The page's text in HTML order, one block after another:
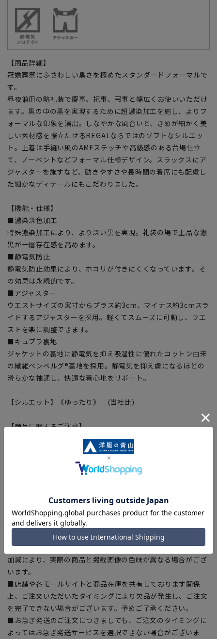
【商品詳細】
冠婚葬祭にふさわしい黒さを極めたスタンダードフォーマルで
す。
昼夜兼用の略礼装で慶事、祝事、弔事と幅広くお使いいただけ
ます。黒の中の黒を実現するために超濃染加工を施し、よりフ
ォーマルな印象を演出。しなやかな風合いと、きめが細かく美
しい素材感を際立たせるREGALならではのソフトなシルエッ
ト。上着は手縫い風のAMFステッチや高級感のある台場仕立
て、ノーベントなどフォーマル仕様デザイン。スラックスにア
ジャスターを施すなど、動きやすさや長時間の着席にも配慮し
た細かなディテールにもこだわりました。
【機能・仕様】
■濃染深色加工
特殊濃染加工により、より深い黒を実現。礼装の場で上品な濃
黒が一層存在感を高めます。
■静電気防止
静電気防止効果により、ホコリが付きにくくなっています。そ
の効果は永続的です。
■アジャスター
ウエストサイズの実寸からプラス約3cm、マイナス約3cmスラ
イドするアジャスターを採用。軽くてスムーズに可動し、ウエ
ストを楽に調整できます。
■キュプラ裏地
ジャケットの裏地に静電気を抑え吸湿性に優れたコットン由来
の繊維ベンベルグ®裏地を採用。静電気を抑え虜になるほどの
滑らかな袖通し、快適な着心地をサポート。
【シルエット】《ゆったり》 (当社比)
【商品に関するご注意】
■商品画像はサンプルのため、色味やサイズ等の仕様に変更が
ある場合がございますので、予めご了承ください。
■ゆとり感には個人差があります。サイズ表を確認の上、ご購
入の目安としてご利用ください。
■生地や仕様・デザインにより、着用感や実際のサイズ表に若
干の誤差が生じる場合がございます。予めご了承ください。
■サイズスペックは仕上がりサイズを記載しております。一
部、商品現物におすすめサイズ(ヌードサイズ)を記載している
商品もございます。
■ブラウザやお使いのモニター環境、また撮影時の室内外の光
加減により、実際の商品と掲載画像の色味が異なる場合がござ
います。
■店舗や各モールサイトと商品在庫を共有しております関係
上、ご注文いただいたタイミングにより欠品が発生し、ご注文
を完了できない場合がございます。予めご了承ください。
■お急ぎ発送のご注文につきましても、ご注文のタイミングに
よってはお急ぎ発送サービスを選択できない場合がございま